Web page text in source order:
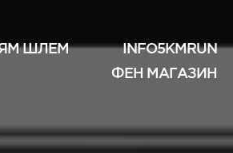
ШЛЕМ
INFO5KMRUN
ФЕН МАГАЗИН